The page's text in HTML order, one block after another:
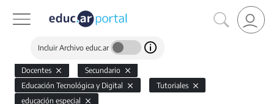
Incluir Archivo educ.ar
Docentes
Secundario
Educación Tecnológica y Digital
Tutoriales
educación especial